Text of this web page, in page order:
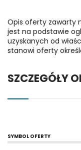
Opis oferty zawarty
jest na podstawie
uzyskanych od
stanowi oferty
SZCZEGÓŁY
SYMBOL OFERTY